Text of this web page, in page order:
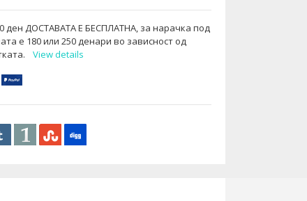
ден ДОСТАВАТА Е БЕСПЛАТНА, за нарачка под
е 180 или 250 денари во зависност од
View details